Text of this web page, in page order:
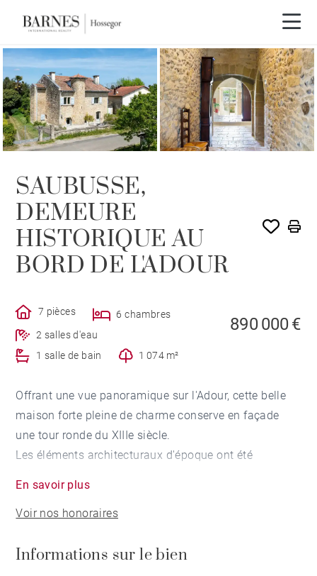
SAUBUSSE,
DEMEURE
HISTORIQUE AU
BORD DE L'ADOUR
7 pièces
6 chambres
2 salles d'eau
1 salle de bain
1 074 m²
890 000 €
Offrant une vue panoramique sur l'Adour, cette belle
maison forte pleine de charme conserve en façade
une tour ronde du XIIIe siècle.
Les éléments architecturaux d'époque ont été
La demeure de 320 m² habitables est organisée sur
trois niveaux :
ouverte, cellier, deux chambres, salle de douche et
En savoir plus
Voir nos honoraires
Informations sur le bien